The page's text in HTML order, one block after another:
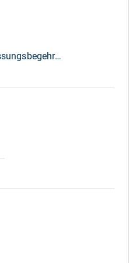
OGH: Unterlassungsbegehren aufgrund von Syndikatsverträgen